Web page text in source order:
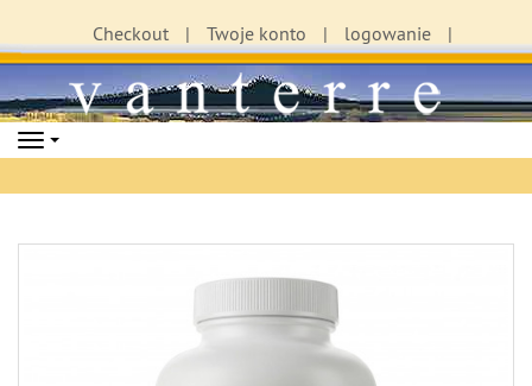
Checkout Twoje konto logowanie
Navigation